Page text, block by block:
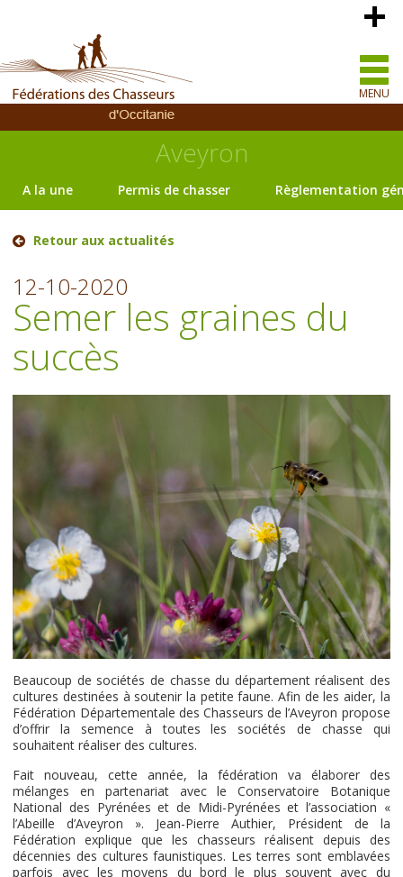
MENU
Aveyron
A la une Permis de chasser Règlementation
Retour aux actualités
12-10-2020
Semer les graines du
succès
Beaucoup de sociétés de chasse du département réalisent des
cultures destinées à soutenir la petite faune. Afin de les aider, la
Fédération Départementale des Chasseurs de l’Aveyron propose
d’offrir la semence à toutes les sociétés de chasse qui
souhaitent réaliser des cultures.
Fait nouveau, cette année, la fédération va élaborer des
mélanges en partenariat avec le Conservatoire Botanique
National des Pyrénées et de Midi-Pyrénées et l’association «
l’Abeille d’Aveyron ». Jean-Pierre Authier, Président de la
Fédération explique que les chasseurs réalisent depuis des
décennies des cultures faunistiques. Les terres sont emblavées
parfois avec les moyens du bord le plus souvent avec du